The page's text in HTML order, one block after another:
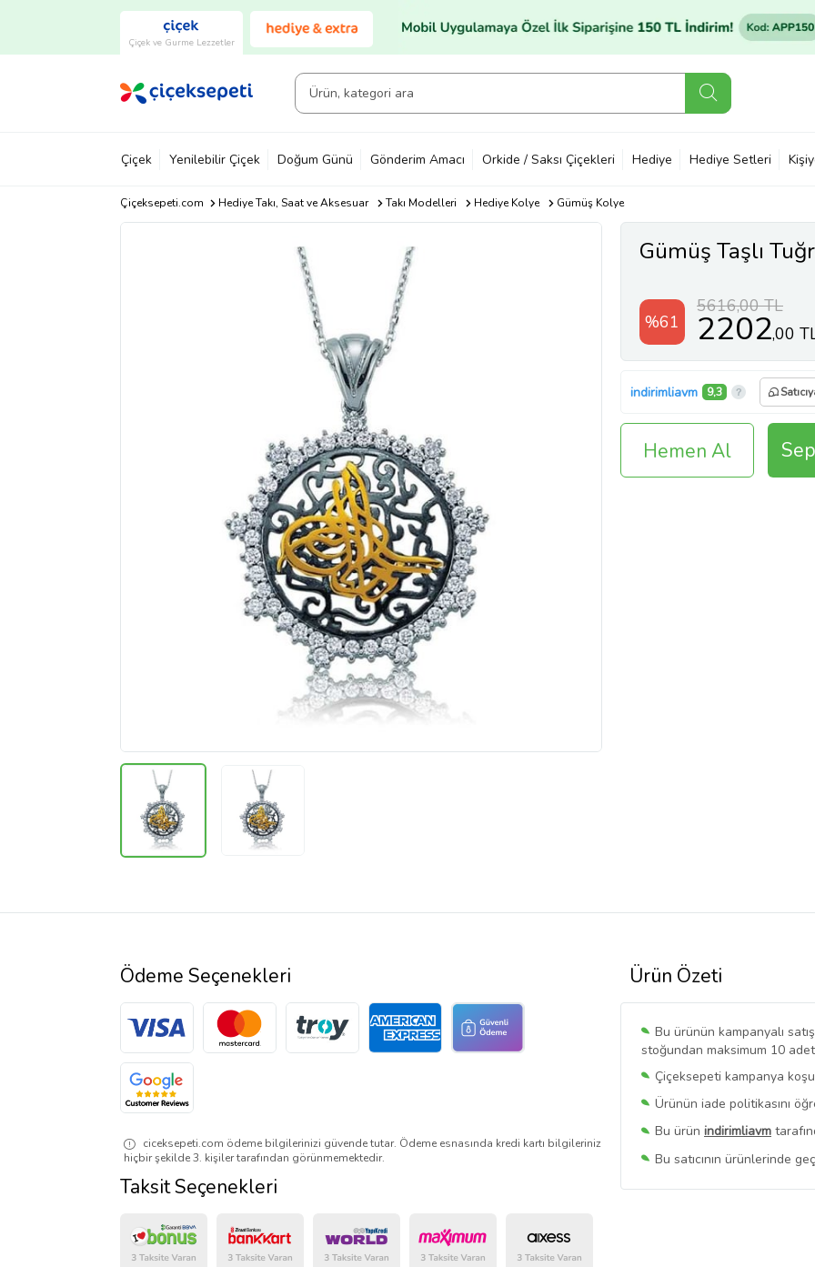
Çiçek ve Gurme Lezzetler
Çiçek Yenilebilir Çiçek Doğum Günü Gönderim Amacı Orkide / Saksı Çiçekleri Hediye Hediye Setleri
Çiçeksepeti.com Hediye Takı, Saat ve Aksesuar Takı Modelleri Hediye Kolye Gümüş Kolye
Gümüş Taşlı
%61
5616,00 TL
2202,00
indirimliavm 9,3
Hemen Al
Ürün Özeti
Bu ürünün kampanyalı
stoğundan maksimum 10
Çiçeksepeti kampanya
Ürünün iade politikasını
Bu ürün indirimliavm
Bu satıcının ürünlerinde
Bu SatıcınınTüm
Ödeme Seçenekleri
ciceksepeti.com ödeme bilgilerinizi güvende tutar. Ödeme esnasında kredi kartı bilgileriniz
hiçbir şekilde 3. kişiler tarafından görünmemektedir.
Taksit Seçenekleri